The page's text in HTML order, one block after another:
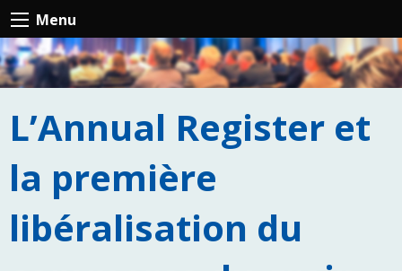
Menu
L’Annual Register et
la première
libéralisation du